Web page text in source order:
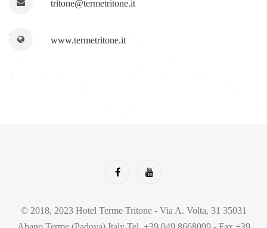
tritone@termetritone.it
www.termetritone.it
© 2018, 2023 Hotel Terme Tritone - Via A. Volta, 31 35031